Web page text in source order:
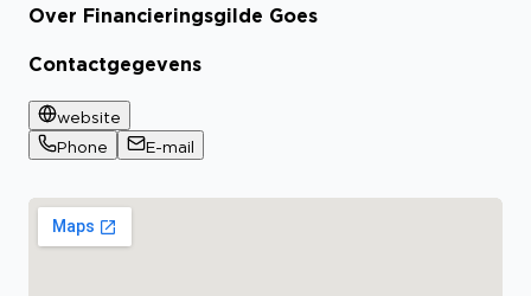
Over Financieringsgilde Goes
Contactgegevens
website
Phone
E-mail